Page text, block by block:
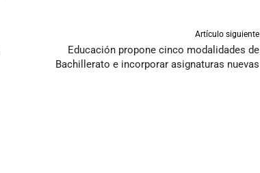
Artículo siguiente
Educación propone cinco modalidades de
Bachillerato e incorporar asignaturas nuevas